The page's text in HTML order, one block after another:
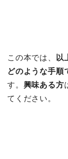
この本では、
以
どのような手順
す。 興味ある方
てください。